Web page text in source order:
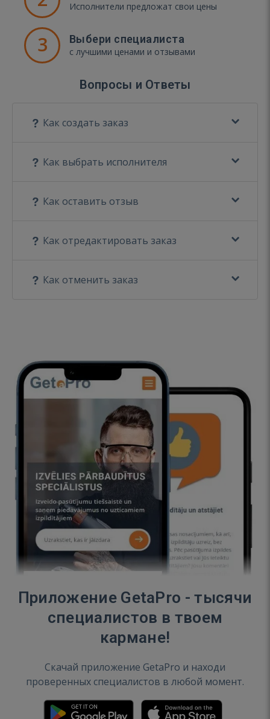
Исполнители предложат свои цены
3 Выбери специалиста
с лучшими ценами и отзывами
Вопросы и Ответы
Как создать заказ
Как выбрать исполнителя
Как оставить отзыв
Как отредактировать заказ
Как отменить заказ
Приложение GetaPro - тысячи
специалистов в твоем
кармане!
Скачай приложение GetaPro и находи
проверенных специалистов в любой момент.